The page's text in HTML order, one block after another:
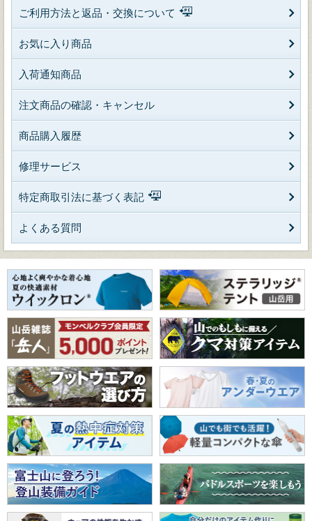
ご利用方法と返品・交換について
お気に入り商品
入荷通知商品
注文商品の確認・キャンセル
商品購入履歴
修理サービス
特定商取引法に基づく表記
よくある質問